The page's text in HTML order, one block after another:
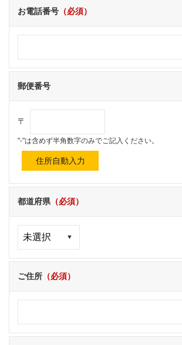
お電話番号 （必須）
郵便番号
〒
"-"は含めず半角数字のみでご記入ください。
都道府県 （必須）
ご住所 （必須）